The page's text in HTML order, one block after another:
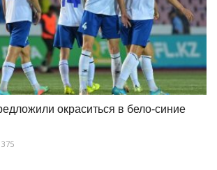
окраситься в бело-синие
375